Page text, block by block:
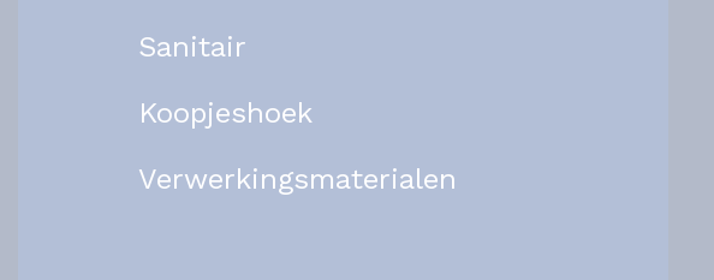
Sanitair
Koopjeshoek
Verwerkingsmaterialen